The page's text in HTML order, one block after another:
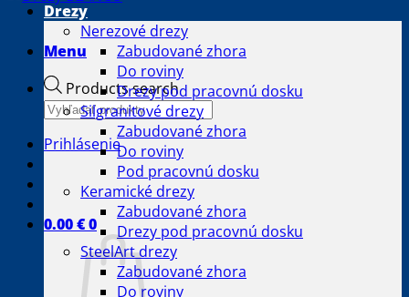
Menu
Products search
Prihlásenie
0.00€0
Drezy
Nerezové drezy
Zabudované zhora
Do roviny
Drezy pod pracovnú dosku
Silgranitové drezy
Zabudované zhora
Do roviny
Pod pracovnú dosku
Keramické drezy
Zabudované zhora
Drezy pod pracovnú dosku
SteelArt drezy
Zabudované zhora
Do roviny